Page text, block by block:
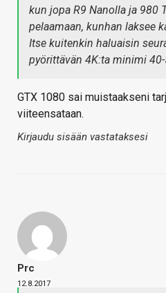
kun jopa R9 Nanolla ja 980
pelaamaan, kunhan laksee
Itse kuitenkin haluaisin
pyörittävän 4K:ta minimi
GTX 1080 sai muistaakseni
viiteensataan.
Kirjaudu sisään vastataksesi
Prc
12.8.2017